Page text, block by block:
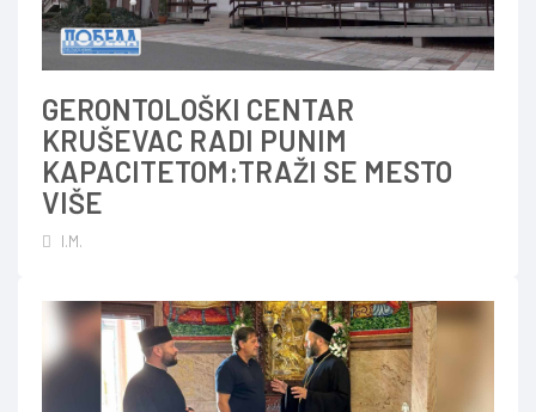
GERONTOLOŠKI CENTAR
KRUŠEVAC RADI PUNIM
KAPACITETOM:TRAŽI SE MESTO
VIŠE
I.M.